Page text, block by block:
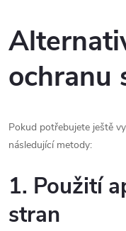
ochranu
Pokud potřebujete ještě
následující metody:
1. Použití
stran